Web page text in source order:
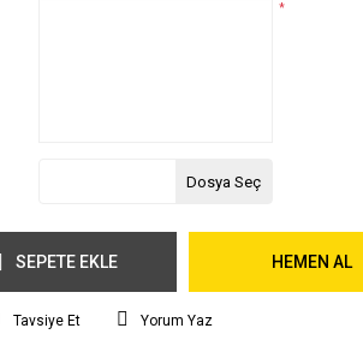
*
Dosya Seç
SEPETE EKLE HEMEN AL
Tavsiye Et Yorum Yaz